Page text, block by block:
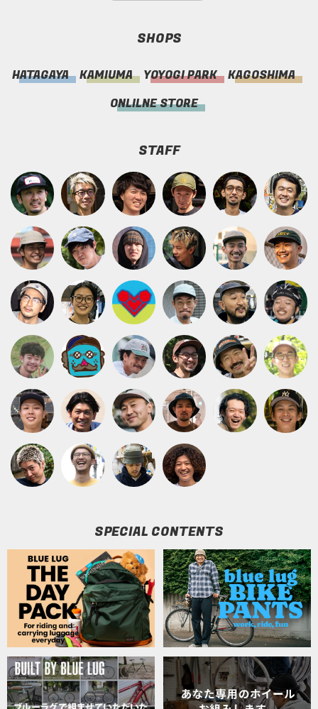
SHOPS
HATAGAYA KAMIUMA YOYOGI PARK
KAGOSHIMA
ONLILNE STORE
STAFF
SPECIAL CONTENTS